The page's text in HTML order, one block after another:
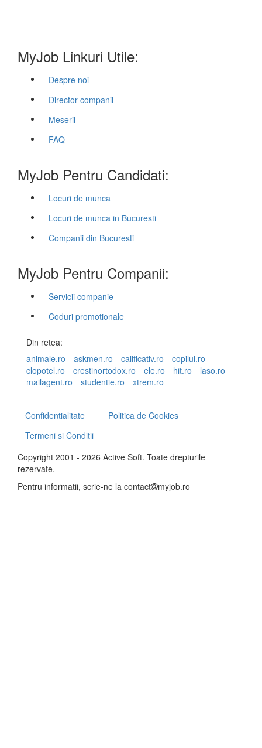
MyJob Linkuri Utile:
Despre noi
Director companii
Meserii
FAQ
MyJob Pentru Candidati:
Locuri de munca
Locuri de munca in Bucuresti
Companii din Bucuresti
MyJob Pentru Companii:
Servicii companie
Coduri promotionale
Din retea:
animale.ro
askmen.ro calificativ.ro
copilul.ro
clopotel.ro
crestinortodox.ro ele.ro hit.ro
laso.ro
mailagent.ro
studentie.ro xtrem.ro
Confidentialitate
Politica de Cookies
Termeni si Conditii
Copyright 2001 - 2026 Active Soft. Toate drepturile
rezervate.
Pentru informatii, scrie-ne la contact myjob.ro